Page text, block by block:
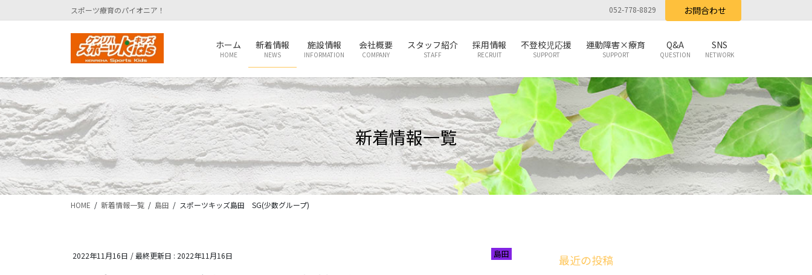
ン
に
移
動
ビ
ョ
ン
に
移
動
スポーツ療育のパイオニア！ 052-778-8829 お問合わせ
ホーム
HOME
新着情報
NEWS
施設情報
INFORMATION
会社概要
COMPANY
スタッフ紹介
STAFF
採用情報
RECRUIT
不登校児応援
SUPPORT
運動障害×療育
SUPPORT
Q&A
QUESTION
SNS
NETWORK
新着情報一覧
HOME 新着情報一覧 島田 スポーツキッズ島田 SG(少数グループ)
2022年11月16日 / 最終更新日 : 2022年11月16日 島田 最近の投稿